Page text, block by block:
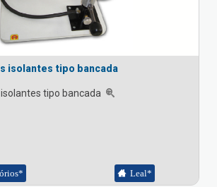
isolantes tipo bancada
tipo bancada
Leal*